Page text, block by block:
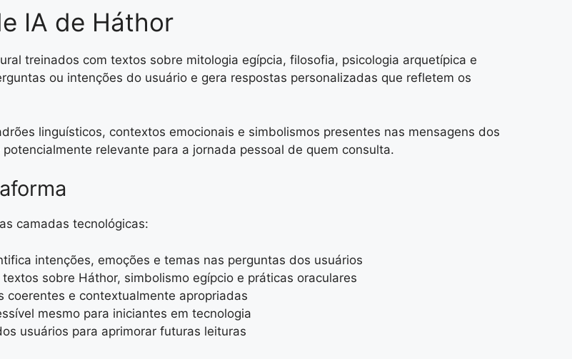
IA de Háthor
treinados com textos sobre mitologia egípcia, filosofia, psicologia arquetípica e
ou intenções do usuário e gera respostas personalizadas que refletem os
linguísticos, contextos emocionais e simbolismos presentes nas mensagens dos
relevante para a jornada pessoal de quem consulta.
camadas tecnológicas:
intenções, emoções e temas nas perguntas dos usuários
sobre Háthor, simbolismo egípcio e práticas oraculares
coerentes e contextualmente apropriadas
mesmo para iniciantes em tecnologia
usuários para aprimorar futuras leituras